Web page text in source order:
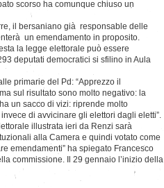
scorso ha comunque chiuso un
il bersaniano già responsable delle
un emendamento in proposito.
la legge elettorale può essere
deputati democratici si sfilino in Aula
primarie del Pd: “Apprezzo il
sul risultato sono molto negativo: la
un sacco di vizi: riprende molto
di avvicinare gli elettori dagli eletti”.
illustrata ieri da Renzi sarà
alla Camera e quindi votato come
emendamenti” ha spiegato Francesco
commissione. Il 29 gennaio l’inizio della